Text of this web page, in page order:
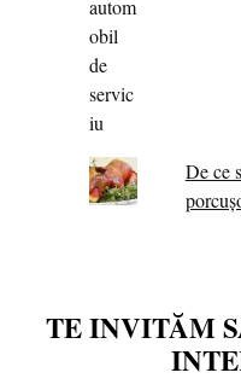
De ce
TE INVITĂM